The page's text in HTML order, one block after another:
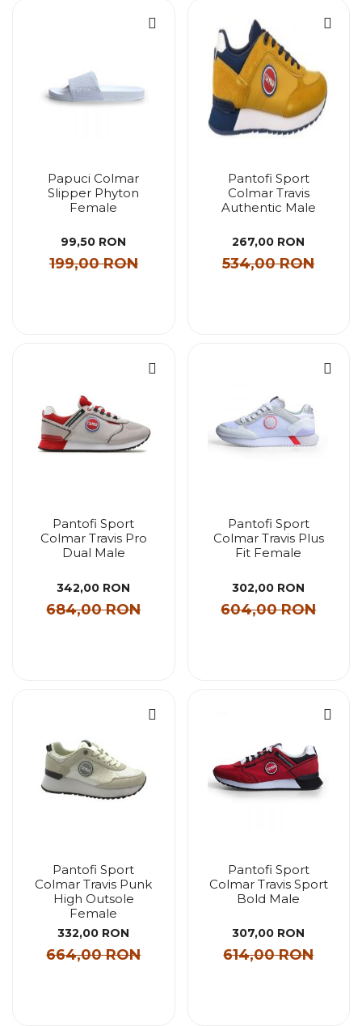
Papuci Colmar
Slipper Phyton
Female
99,50 RON
199,00 RON
Pantofi Sport
Colmar Travis
Authentic Male
267,00 RON
534,00 RON
Pantofi Sport
Colmar Travis Pro
Dual Male
342,00 RON
684,00 RON
Pantofi Sport
Colmar Travis Plus
Fit Female
302,00 RON
604,00 RON
Pantofi Sport
Colmar Travis Punk
High Outsole
Female
332,00 RON
664,00 RON
Pantofi Sport
Colmar Travis Sport
Bold Male
307,00 RON
614,00 RON